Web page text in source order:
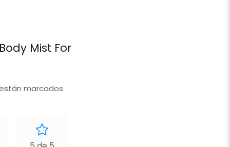
Mist For
marcados